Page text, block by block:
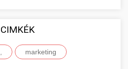
CIMKÉK
marketing